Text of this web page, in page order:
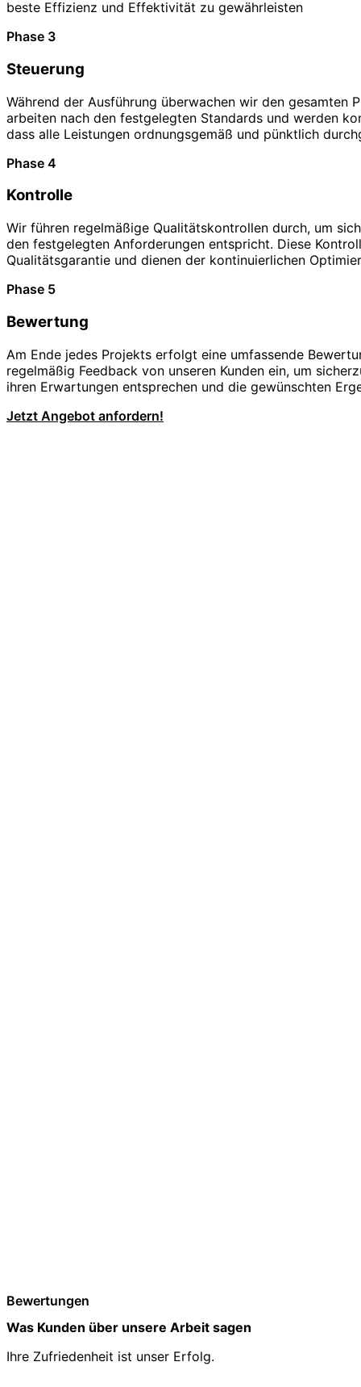
beste Effizienz und Effektivität zu gewährleisten
Phase 3
Steuerung
Während der Ausführung überwachen wir den gesamten
arbeiten nach den festgelegten Standards und werden
dass alle Leistungen ordnungsgemäß und pünktlich
Phase 4
Kontrolle
Wir führen regelmäßige Qualitätskontrollen durch, um
den festgelegten Anforderungen entspricht. Diese
Qualitätsgarantie und dienen der kontinuierlichen
Phase 5
Bewertung
Am Ende jedes Projekts erfolgt eine umfassende
regelmäßig Feedback von unseren Kunden ein, um
ihren Erwartungen entsprechen und die gewünschten
Jetzt Angebot anfordern!
Bewertungen
Was Kunden über unsere Arbeit sagen
Ihre Zufriedenheit ist unser Erfolg.